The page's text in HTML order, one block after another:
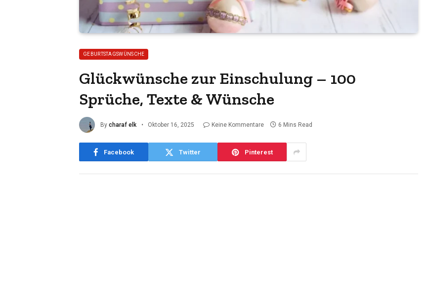
GEBURTSTAGSWÜNSCHE
Glückwünsche zur Einschulung – 100
Sprüche, Texte & Wünsche
By charaf elk Oktober 16, 2025 Keine Kommentare 6 Mins Read
Facebook Twitter Pinterest